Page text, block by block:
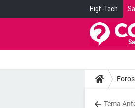
High-Tech
Foros
Tema